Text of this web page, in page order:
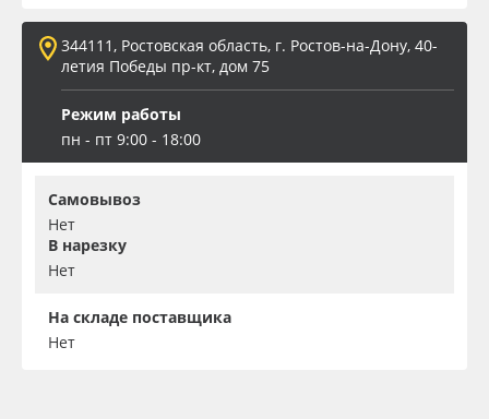
344111, Ростовская область, г. Ростов-на-Дону, 40-
летия Победы пр-кт, дом 75
Режим работы
пн - пт 9:00 - 18:00
Самовывоз
Нет
В нарезку
Нет
На складе поставщика
Нет